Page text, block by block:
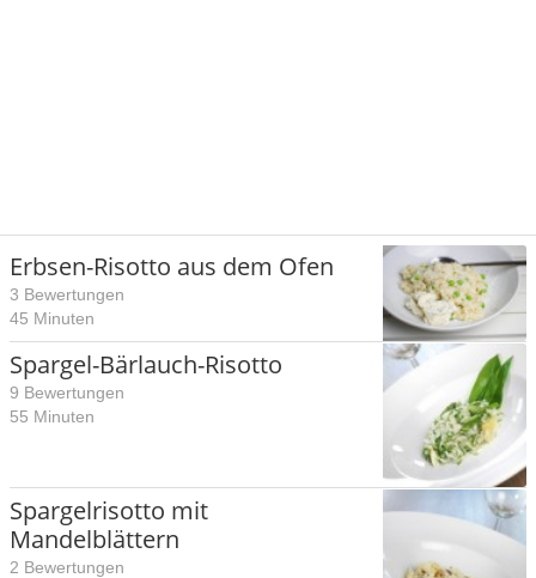
Erbsen-Risotto aus dem Ofen
3 Bewertungen
45 Minuten
Spargel-Bärlauch-Risotto
9 Bewertungen
55 Minuten
Spargelrisotto mit
Mandelblättern
2 Bewertungen